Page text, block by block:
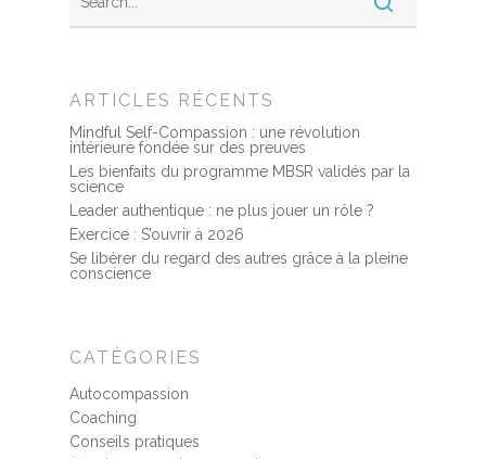
ARTICLES RÉCENTS
Mindful Self-Compassion : une révolution
intérieure fondée sur des preuves
Les bienfaits du programme MBSR validés par la
science
Leader authentique : ne plus jouer un rôle ?
Exercice : S’ouvrir à 2026
Se libérer du regard des autres grâce à la pleine
conscience
CATÉGORIES
Autocompassion
Coaching
Conseils pratiques